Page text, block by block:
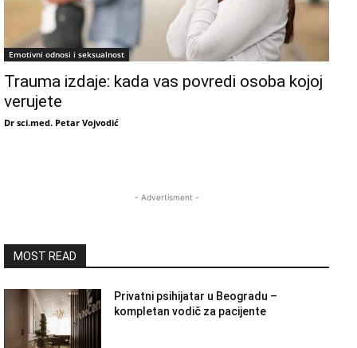
Emotivni odnosi i seksualnost
Trauma izdaje: kada vas povredi osoba kojoj
verujete
Dr sci.med. Petar Vojvodić
- Advertisment -
MOST READ
Privatni psihijatar u Beogradu –
kompletan vodič za pacijente